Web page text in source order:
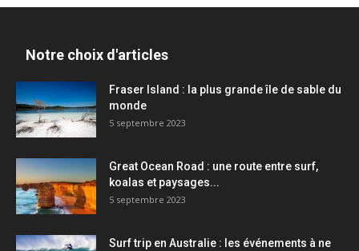
Notre choix d'articles
Fraser Island : la plus grande île de sable du
monde
5 septembre 2023
Great Ocean Road : une route entre surf,
koalas et paysages...
5 septembre 2023
Surf trip en Australie : les événements à ne